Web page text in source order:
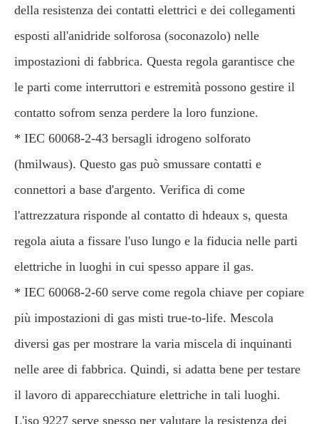
della resistenza dei contatti elettrici e dei collegamenti
esposti all'anidride solforosa (soconazolo) nelle
impostazioni di fabbrica. Questa regola garantisce che
le parti come interruttori e estremità possono gestire il
contatto sofrom senza perdere la loro funzione.
* IEC 60068-2-43 bersagli idrogeno solforato
(hmilwaus). Questo gas può smussare contatti e
connettori a base d'argento. Verifica di come
l'attrezzatura risponde al contatto di hdeaux s, questa
regola aiuta a fissare l'uso lungo e la fiducia nelle parti
elettriche in luoghi in cui spesso appare il gas.
* IEC 60068-2-60 serve come regola chiave per copiare
più impostazioni di gas misti true-to-life. Mescola
diversi gas per mostrare la varia miscela di inquinanti
nelle aree di fabbrica. Quindi, si adatta bene per testare
il lavoro di apparecchiature elettriche in tali luoghi.
L'iso 9227 serve spesso per valutare la resistenza dei